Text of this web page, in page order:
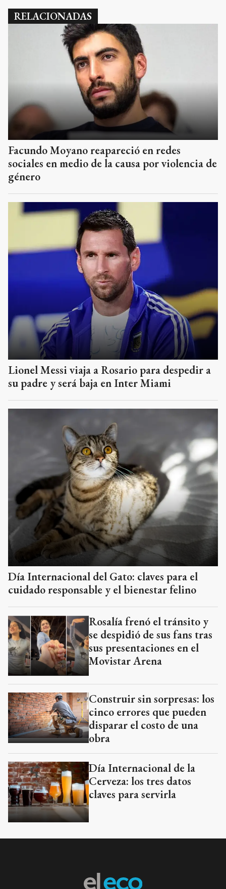
RELACIONADAS
Facundo Moyano reapareció en redes
sociales en medio de la causa por violencia de
género
Lionel Messi viaja a Rosario para despedir a
su padre y será baja en Inter Miami
Día Internacional del Gato: claves para el
cuidado responsable y el bienestar felino
Rosalía frenó el tránsito y
se despidió de sus fans tras
sus presentaciones en el
Movistar Arena
Construir sin sorpresas: los
cinco errores que pueden
disparar el costo de una
obra
Día Internacional de la
Cerveza: los tres datos
claves para servirla